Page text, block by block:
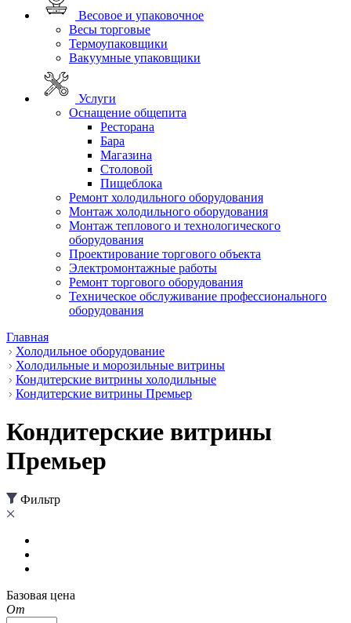
Весовое и упаковочное
Весы торговые
Термоупаковщики
Вакуумные упаковщики
Услуги
Оснащение общепита
Ресторана
Бара
Магазина
Столовой
Пищеблока
Ремонт холодильного оборудования
Монтаж холодильного оборудования
Монтаж теплового и технологического
оборудования
Проектирование торгового объекта
Электромонтажные работы
Ремонт торгового оборудования
Техническое обслуживание профессионального
оборудования
Главная
Холодильное оборудование
Холодильные и морозильные витрины
Кондитерские витрины холодильные
Кондитерские витрины Премьер
Кондитерские витрины
Премьер
Фильтр
Базовая цена
От